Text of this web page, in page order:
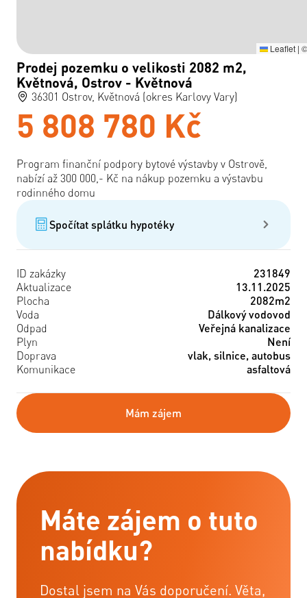
Leaflet |
Prodej pozemku o velikosti 2082 m2,
Květnová, Ostrov - Květnová
36301 Ostrov, Květnová (okres Karlovy Vary)
5 808 780 Kč
Program finanční podpory bytové výstavby v Ostrově,
nabízí až 300 000,- Kč na nákup pozemku a výstavbu
rodinného domu
Spočítat splátku hypotéky
ID zakázky 231849
Aktualizace 13.11.2025
Plocha 2082m2
Voda Dálkový vodovod
Odpad Veřejná kanalizace
Plyn Není
Doprava vlak, silnice, autobus
Komunikace asfaltová
Mám zájem
Máte zájem o tuto
nabídku?
Dostal jsem na Vás doporučení. Věta,